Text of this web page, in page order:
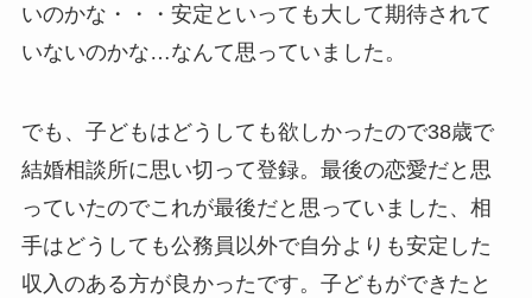
いのかな・・・安定といっても大して期待されて
いないのかな…なんて思っていました。
でも、子どもはどうしても欲しかったので38歳で
結婚相談所に思い切って登録。最後の恋愛だと思
っていたのでこれが最後だと思っていました、相
手はどうしても公務員以外で自分よりも安定した
収入のある方が良かったです。子どもができたと